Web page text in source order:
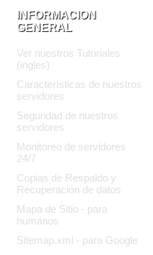
INFORMACION
GENERAL
Ver nuestros Tutoriales
(ingles)
Características de nuestros
servidores
Seguridad de nuestros
servidores
Monitoreo de servidores
24/7
Copias de Respaldo y
Recuperación de datos
Mapa de Sitio - para
humanos
Sitemap.xml - para Google